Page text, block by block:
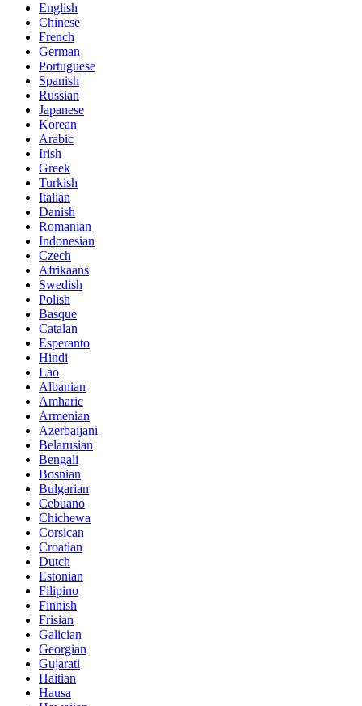
English
Chinese
French
German
Portuguese
Spanish
Russian
Japanese
Korean
Arabic
Irish
Greek
Turkish
Italian
Danish
Romanian
Indonesian
Czech
Afrikaans
Swedish
Polish
Basque
Catalan
Esperanto
Hindi
Lao
Albanian
Amharic
Armenian
Azerbaijani
Belarusian
Bengali
Bosnian
Bulgarian
Cebuano
Chichewa
Corsican
Croatian
Dutch
Estonian
Filipino
Finnish
Frisian
Galician
Georgian
Gujarati
Haitian
Hausa